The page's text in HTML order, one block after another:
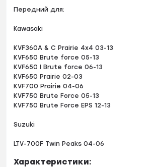
Передний для:
Kawasaki
KVF360A & C Prairie 4x4 03-13
KVF650 Brute force 05-13
KVF650 I Brute force 06-13
KVF650 Prairie 02-03
KVF700 Prairie 04-06
KVF750 Brute Force 05-13
KVF750 Brute Force EPS 12-13
Suzuki
LTV-700F Twin Peaks 04-06
Характеристики: